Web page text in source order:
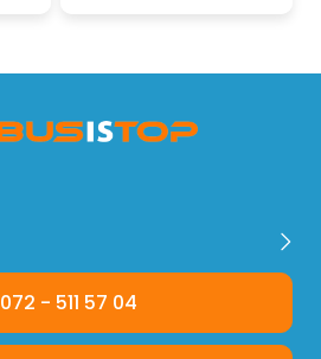
072 - 511 57 04